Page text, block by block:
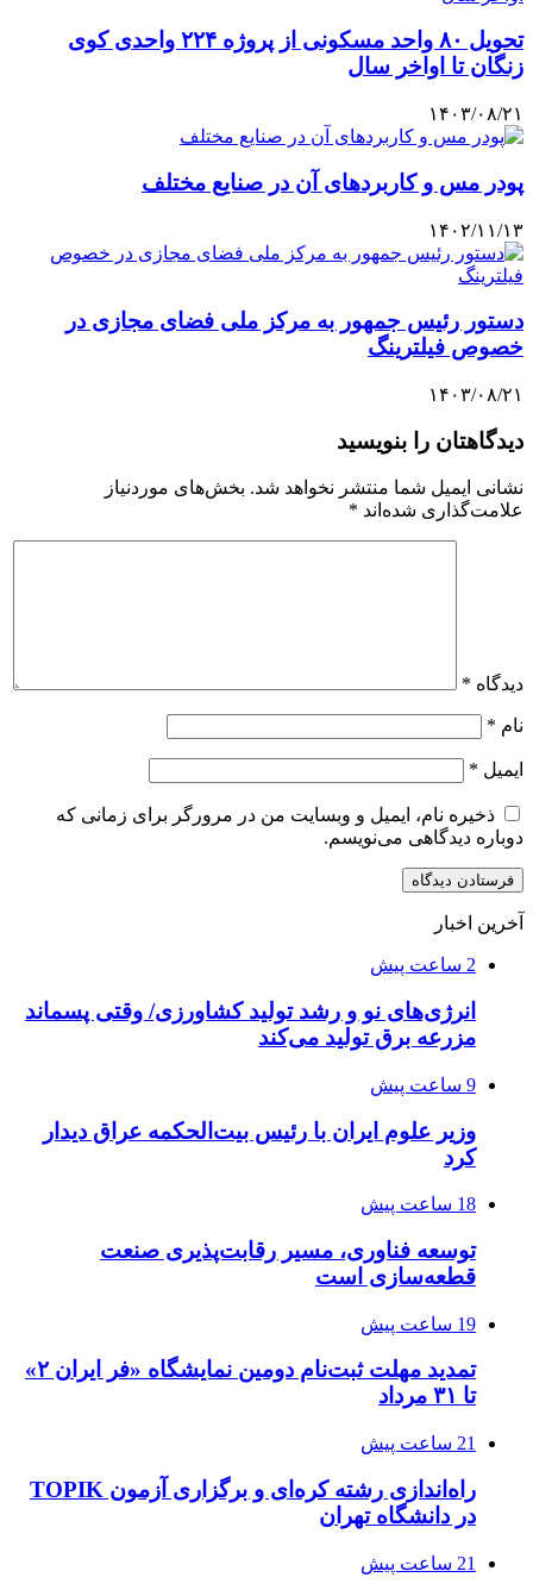
تحویل ۸۰ واحد مسکونی از پروژه ۲۲۴ واحدی کوی
زنگان تا اواخر سال
۱۴۰۳/۰۸/۲۱
پودر مس و کاربردهای آن در صنایع مختلف
۱۴۰۲/۱۱/۱۳
دستور رئیس جمهور به مرکز ملی فضای مجازی در
خصوص فیلترینگ
۱۴۰۳/۰۸/۲۱
دیدگاهتان را بنویسید
نشانی ایمیل شما منتشر نخواهد شد. بخش‌های موردنیاز
علامت‌گذاری شده‌اند *
دیدگاه *
نام *
ایمیل *
ذخیره نام، ایمیل و وبسایت من در مرورگر برای زمانی که
دوباره دیدگاهی می‌نویسم.
آخرین اخبار
2 ساعت پیش
انرژی‌های نو و رشد تولید کشاورزی/ وقتی پسماند
مزرعه‌ برق تولید می‌کند
9 ساعت پیش
وزیر علوم ایران با رئیس بیت‌الحکمه عراق دیدار
کرد
18 ساعت پیش
توسعه فناوری، مسیر رقابت‌پذیری صنعت
قطعه‌سازی است
19 ساعت پیش
تمدید مهلت ثبت‌نام دومین نمایشگاه «فر ایران ۲»
تا ۳۱ مرداد
21 ساعت پیش
راه‌اندازی رشته کره‌ای و برگزاری آزمون TOPIK
در دانشگاه تهران
21 ساعت پیش